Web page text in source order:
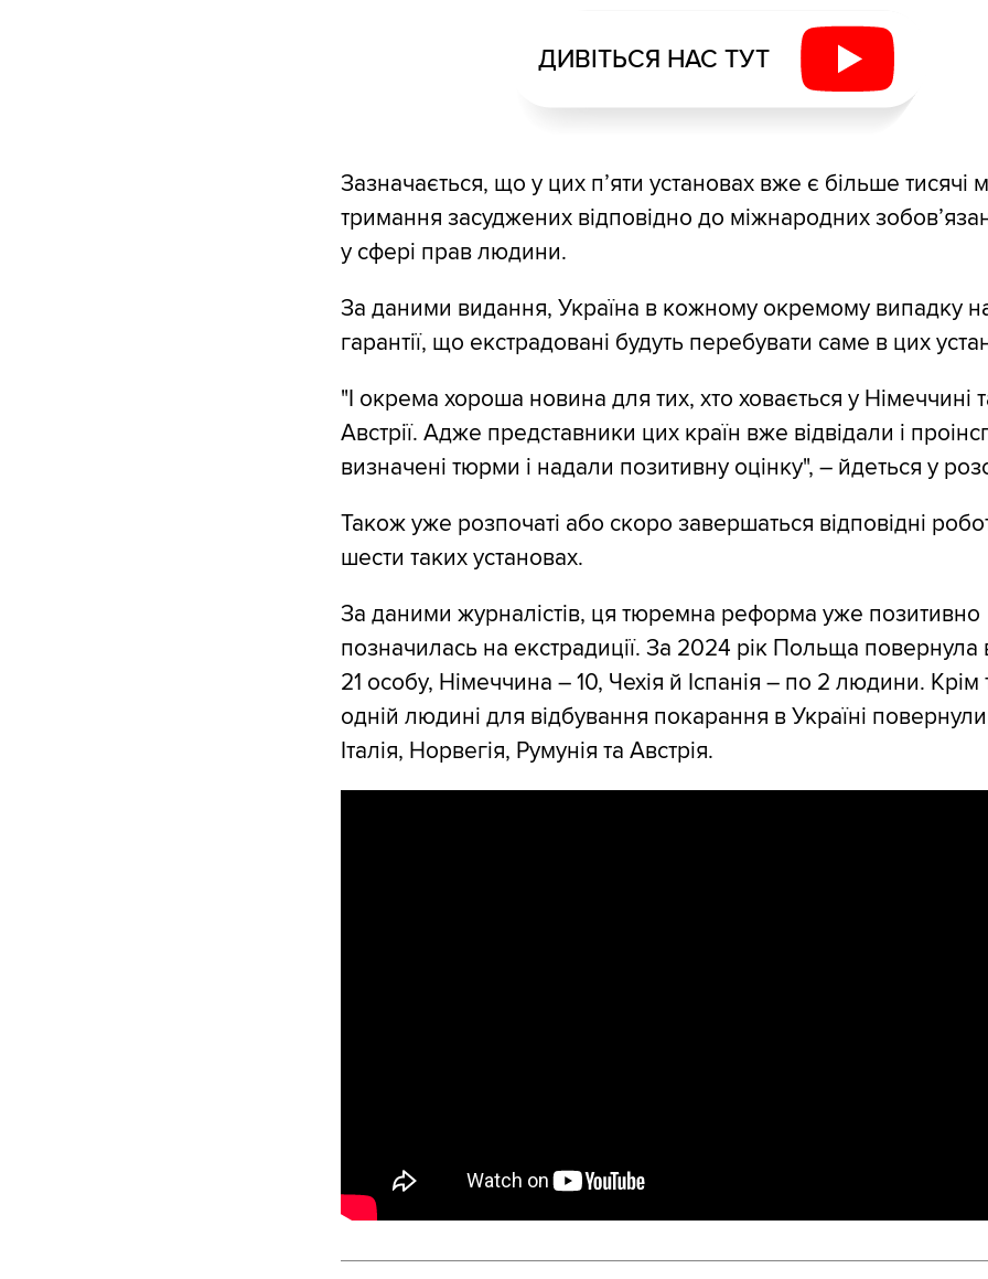
ДИВІТЬСЯ НАС ТУТ
Зазначається, що у цих п’яти установах вже є більше тисячі
тримання засуджених відповідно до міжнародних
у сфері прав людини.
За даними видання, Україна в кожному окремому випадку
гарантії, що екстрадовані будуть перебувати саме в цих
"І окрема хороша новина для тих, хто ховається у Німеччині
Австрії. Адже представники цих країн вже відвідали і
визначені тюрми і надали позитивну оцінку", – йдеться у
Також уже розпочаті або скоро завершаться відповідні
шести таких установах.
За даними журналістів, ця тюремна реформа уже позитивно
позначилась на екстрадиції. За 2024 рік Польща повернула
21 особу, Німеччина – 10, Чехія й Іспанія – по 2 людини. Крім
одній людині для відбування покарання в Україні
Італія, Норвегія, Румунія та Австрія.